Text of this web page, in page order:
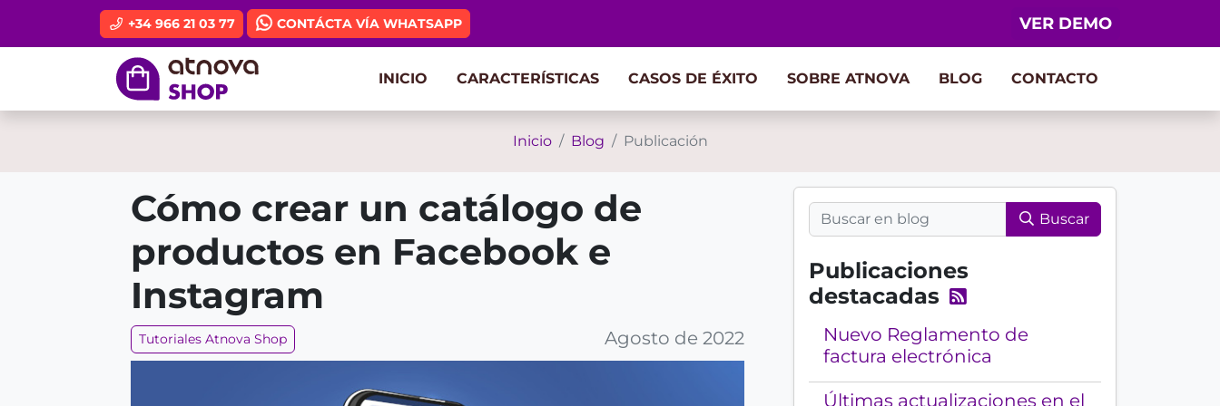
Ir al contenido principal de la página
+34 966 21 03 77 CONTÁCTA VÍA WHATSAPP VER DEMO
INICIO CARACTERÍSTICAS CASOS DE ÉXITO SOBRE ATNOVA BLOG CONTACTO
Inicio Blog Publicación
Cómo crear un catálogo de
productos en Facebook e
Instagram
Tutoriales Atnova Shop Agosto de 2022
Buscar
Publicaciones
destacadas
c
i
b
Nuevo Reglamento de
factura electrónica
Últimas actualizaciones en el